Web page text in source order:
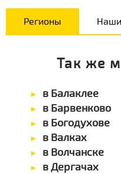
Регионы
Так же
в Балаклее
в Барвенково
в Богодухове
в Валках
в Волчанске
в Дергачах